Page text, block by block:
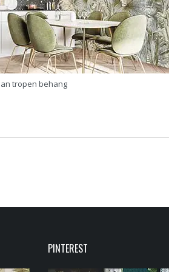
tropen behang
PINTEREST